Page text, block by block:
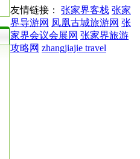
友情链接： 张家界客栈 张家
界导游网 凤凰古城旅游网 张
家界会议会展网 张家界旅游
攻略网 zhangjiajie travel